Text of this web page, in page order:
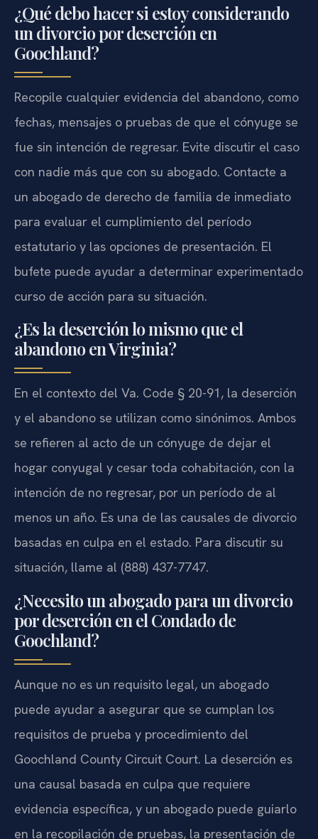
¿Qué debo hacer si estoy considerando
un divorcio por deserción en
Goochland?
Recopile cualquier evidencia del abandono, como
fechas, mensajes o pruebas de que el cónyuge se
fue sin intención de regresar. Evite discutir el caso
con nadie más que con su abogado. Contacte a
un abogado de derecho de familia de inmediato
para evaluar el cumplimiento del período
estatutario y las opciones de presentación. El
bufete puede ayudar a determinar experimentado
curso de acción para su situación.
¿Es la deserción lo mismo que el
abandono en Virginia?
En el contexto del Va. Code § 20-91, la deserción
y el abandono se utilizan como sinónimos. Ambos
se refieren al acto de un cónyuge de dejar el
hogar conyugal y cesar toda cohabitación, con la
intención de no regresar, por un período de al
menos un año. Es una de las causales de divorcio
basadas en culpa en el estado. Para discutir su
situación, llame al (888) 437-7747.
¿Necesito un abogado para un divorcio
por deserción en el Condado de
Goochland?
Aunque no es un requisito legal, un abogado
puede ayudar a asegurar que se cumplan los
requisitos de prueba y procedimiento del
Goochland County Circuit Court. La deserción es
una causal basada en culpa que requiere
evidencia específica, y un abogado puede guiarlo
en la recopilación de pruebas, la presentación de